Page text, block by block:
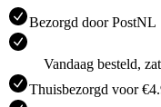
Bezorgd door PostNL
Vandaag besteld,
Thuisbezorgd voor